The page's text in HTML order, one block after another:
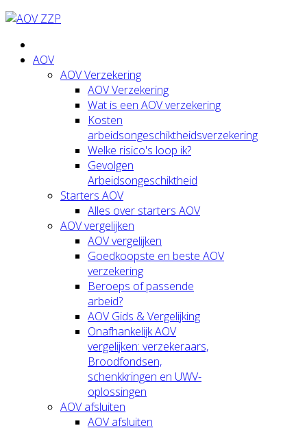
AOV
AOV Verzekering
AOV Verzekering
Wat is een AOV verzekering
Kosten
arbeidsongeschiktheidsverzekering
Welke risico's loop ik?
Gevolgen
Arbeidsongeschiktheid
Starters AOV
Alles over starters AOV
AOV vergelijken
AOV vergelijken
Goedkoopste en beste AOV
verzekering
Beroeps of passende
arbeid?
AOV Gids & Vergelijking
Onafhankelijk AOV
vergelijken: verzekeraars,
Broodfondsen,
schenkkringen en UWV-
oplossingen
AOV afsluiten
AOV afsluiten